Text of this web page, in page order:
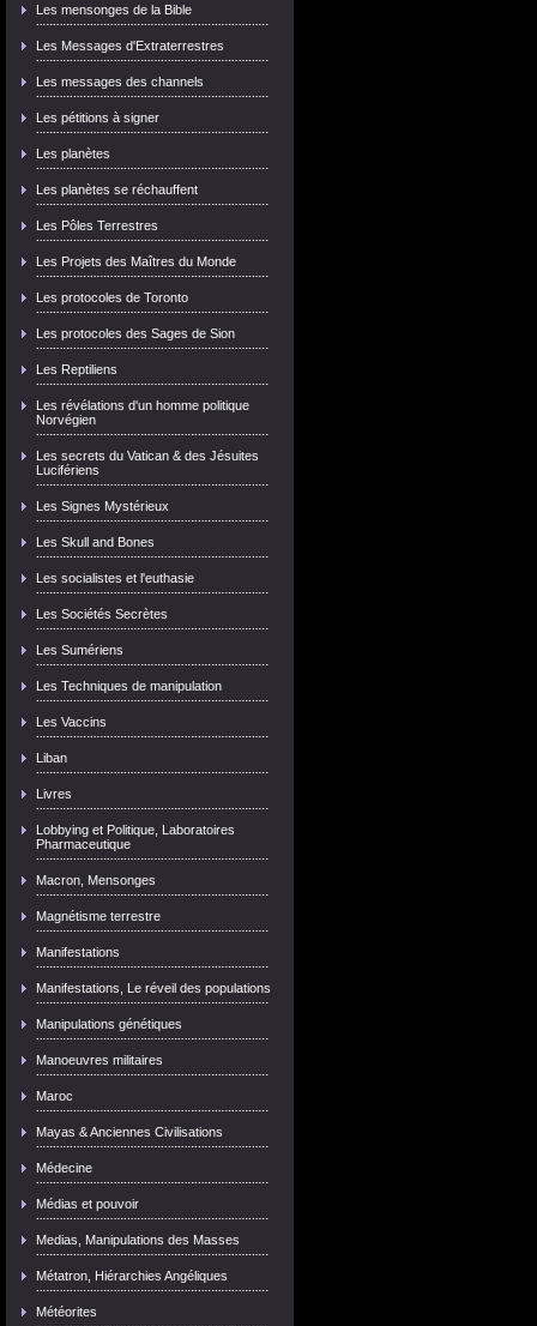
Les mensonges de la Bible
Les Messages d'Extraterrestres
Les messages des channels
Les pétitions à signer
Les planètes
Les planètes se réchauffent
Les Pôles Terrestres
Les Projets des Maîtres du Monde
Les protocoles de Toronto
Les protocoles des Sages de Sion
Les Reptiliens
Les révélations d'un homme politique
Norvégien
Les secrets du Vatican & des Jésuites
Lucifériens
Les Signes Mystérieux
Les Skull and Bones
Les socialistes et l'euthasie
Les Sociétés Secrètes
Les Sumériens
Les Techniques de manipulation
Les Vaccins
Liban
Livres
Lobbying et Politique, Laboratoires
Pharmaceutique
Macron, Mensonges
Magnétisme terrestre
Manifestations
Manifestations, Le réveil des populations
Manipulations génétiques
Manoeuvres militaires
Maroc
Mayas & Anciennes Civilisations
Médecine
Médias et pouvoir
Medias, Manipulations des Masses
Métatron, Hiérarchies Angéliques
Météorites